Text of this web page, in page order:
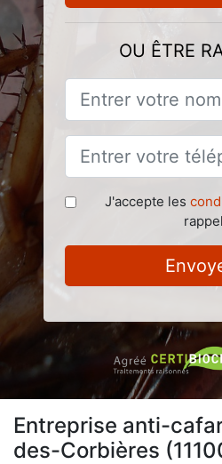
OU ÊTRE
J'accepte les
Entreprise anti-
des-Corbières